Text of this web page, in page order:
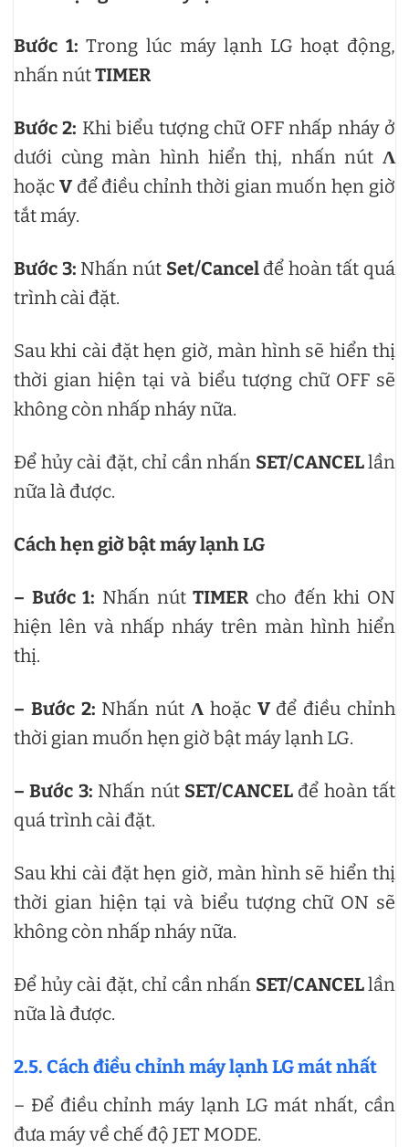
Bước 1: Trong lúc máy lạnh LG hoạt động,
nhấn nútTIMER
Bước 2: Khi biểu tượng chữ OFF nhấp nháy ở
dưới cùng màn hình hiển thị, nhấn nút Λ
hoặc V để điều chỉnh thời gian muốn hẹn giờ
tắt máy.
Bước 3: Nhấn nút Set/Cancelđể hoàn tất quá
trình cài đặt.
Sau khi cài đặt hẹn giờ, màn hình sẽ hiển thị
thời gian hiện tại và biểu tượng chữ OFF sẽ
không còn nhấp nháy nữa.
Để hủy cài đặt, chỉ cần nhấn SET/CANCELlần
nữa là được.
Cách hẹn giờ bật máy lạnh LG
– Bước 1: Nhấn nútTIMER cho đến khi ON
hiện lên và nhấp nháy trên màn hình hiển
thị.
– Bước 2: Nhấn nútΛhoặc V để điều chỉnh
thời gian muốn hẹn giờ bật máy lạnh LG.
– Bước 3: Nhấn nút SET/CANCEL để hoàn tất
quá trình cài đặt.
Sau khi cài đặt hẹn giờ, màn hình sẽ hiển thị
thời gian hiện tại và biểu tượng chữ ON sẽ
không còn nhấp nháy nữa.
Để hủy cài đặt, chỉ cần nhấn SET/CANCELlần
nữa là được.
2.5. Cách điều chỉnh máy lạnh LG mát nhất
– Để điều chỉnh máy lạnh LG mát nhất, cần
đưa máy về chế độ JET MODE.